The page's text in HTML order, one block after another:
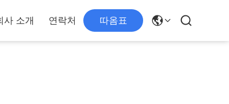
사 소개 연락처 따옴표